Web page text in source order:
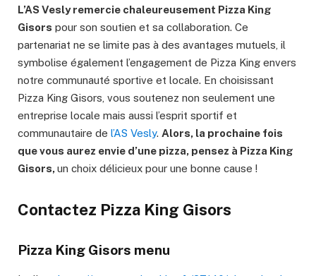
L’AS Vesly remercie chaleureusement Pizza King
Gisors pour son soutien et sa collaboration. Ce
partenariat ne se limite pas à des avantages mutuels, il
symbolise également l’engagement de Pizza King envers
notre communauté sportive et locale. En choisissant
Pizza King Gisors, vous soutenez non seulement une
entreprise locale mais aussi l’esprit sportif et
communautaire de l’AS Vesly. Alors, la prochaine fois
que vous aurez envie d’une pizza, pensez à Pizza King
Gisors,un choix délicieux pour une bonne cause !
Contactez Pizza King Gisors
Pizza King Gisors menu